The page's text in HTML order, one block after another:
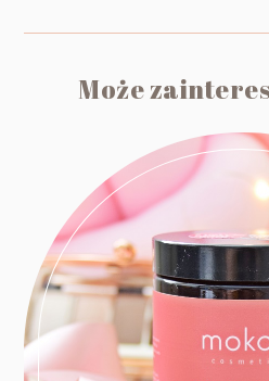
Może